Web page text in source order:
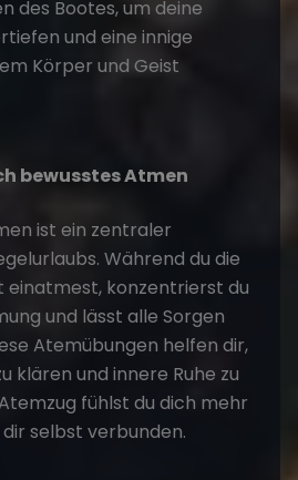
des Bootes, um deine
und eine innige
Körper und Geist
bewusstes Atmen
ist ein zentraler
. Während du die
einatmest, konzentrierst du
und lässt alle Sorgen
Atemübungen helfen dir,
klären und innere Ruhe zu
fühlst du dich mehr
selbst verbunden.